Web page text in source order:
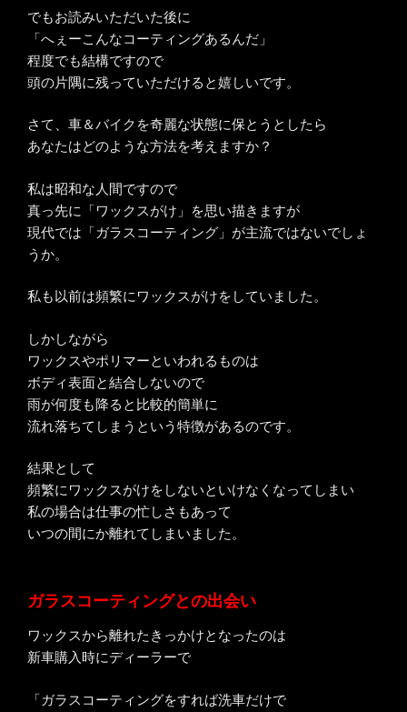
でもお読みいただいた後に
「へぇーこんなコーティングあるんだ」
程度でも結構ですので
頭の片隅に残っていただけると嬉しいです。
さて、車＆バイクを奇麗な状態に保とうとしたら
あなたはどのような方法を考えますか？
私は昭和な人間ですので
真っ先に「ワックスがけ」を思い描きますが
現代では「ガラスコーティング」が主流ではないでしょ
うか。
私も以前は頻繁にワックスがけをしていました。
しかしながら
ワックスやポリマーといわれるものは
ボディ表面と結合しないので
雨が何度も降ると比較的簡単に
流れ落ちてしまうという特徴があるのです。
結果として
頻繁にワックスがけをしないといけなくなってしまい
私の場合は仕事の忙しさもあって
いつの間にか離れてしまいました。
ガラスコーティングとの出会い
ワックスから離れたきっかけとなったのは
新車購入時にディーラーで
「ガラスコーティングをすれば洗車だけで